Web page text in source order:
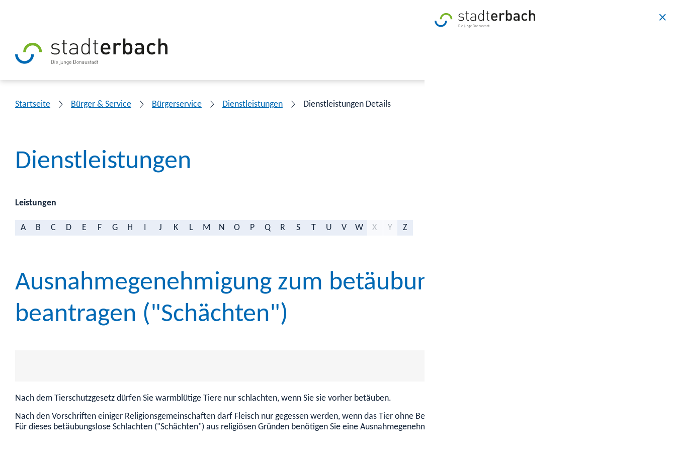
Startseite Bürger & Service Bürgerservice Dienstleistungen Dienstleistungen Details
Dienstleistungen
Leistungen
A B C D E F G H J K L M N O P Q R S T U V W X Y Z
Ausnahmegenehmigung zum betäubungslosen Schlachten
beantragen ("Schächten")
Nach dem Tierschutzgesetz dürfen Sie warmblütige Tiere nur schlachten, wenn Sie sie vorher betäuben.
Nach den Vorschriften einiger Religionsgemeinschaften darf Fleisch nur gegessen werden, wenn das Tier ohne Betäubung durch einen Kehlenschnitt getötet wurde.
Für dieses betäubungslose Schlachten ("Schächten") aus religiösen Gründen benötigen Sie eine Ausnahmegenehmigung.